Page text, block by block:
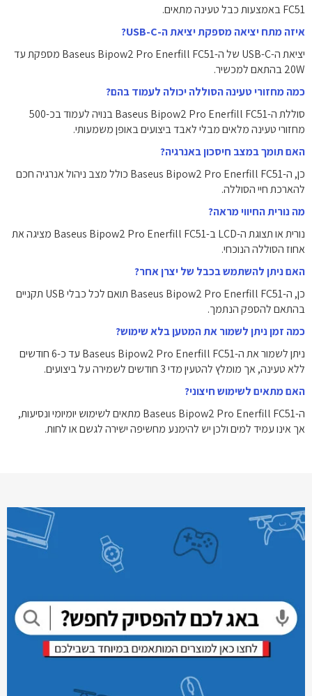
FC51 באמצעות כבל טעינה מתאים.
איזה מתח יציאה מספקת יציאת ה-USB-C?
יציאת ה-USB-C של ה-Baseus Bipow2 Pro Enerfill FC51 מספקת עד
20W בהתאם למכשיר.
כמה מחזורי טעינה הסוללה יכולה לעמוד בהם?
סוללת ה-Baseus Bipow2 Pro Enerfill FC51 בנויה לעמוד בכ-500
מחזורי טעינה מלאים מבלי לאבד ביצועים באופן משמעותי.
האם תומך במצב חיסכון באנרגיה?
כן, ה-Baseus Bipow2 Pro Enerfill FC51 כולל מצב ניהול אנרגיה חכם
להארכת חיי הסוללה.
מה נורית החיווי מראה?
נורית או תצוגת ה-LCD ב-Baseus Bipow2 Pro Enerfill FC51 מציגה את
אחוז הסוללה הנוכחי.
האם ניתן להשתמש בכבל של יצרן אחר?
כן, ה-Baseus Bipow2 Pro Enerfill FC51 תואם לכל כבלי USB תקניים
בהתאם להספק הנתמך.
כמה זמן ניתן לשמור את המטען בלא שימוש?
ניתן לשמור את ה-Baseus Bipow2 Pro Enerfill FC51 עד כ-6 חודשים
ללא טעינה, אך מומלץ להטעין מדי 3 חודשים לשמירה על ביצועים.
האם מתאים לשימוש חיצוני?
ה-Baseus Bipow2 Pro Enerfill FC51 מתאים לשימוש יומיומי ונסיעות,
אך אינו עמיד למים ולכן יש להימנע מחשיפה ישירה לגשם או לחות.